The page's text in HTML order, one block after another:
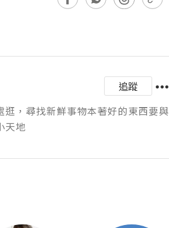
追蹤
，尋找新鮮事物本著好的東西要與
天地